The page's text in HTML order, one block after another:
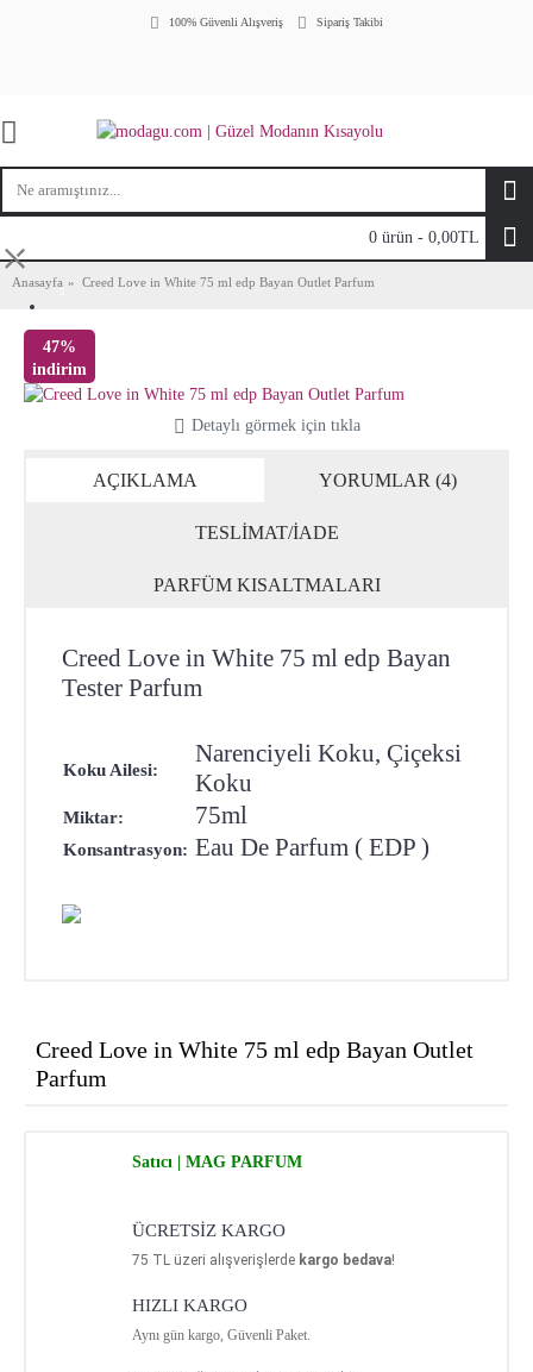
100% Güvenli Alışveriş Sipariş Takibi
⤬
0 ürün - 0,00TL
Anasayfa Creed Love in White 75 ml edp Bayan Outlet Parfum
47%
indirim
Detaylı görmek için tıkla
AÇIKLAMA YORUMLAR (4)
TESLİMAT/İADE
PARFÜM KISALTMALARI
Creed Love in White 75 ml edp Bayan
Tester Parfum
Koku Ailesi:
Narenciyeli Koku, Çiçeksi
Koku
Miktar: 75ml
Konsantrasyon: Eau De Parfum ( EDP )
Creed Love in White 75 ml edp Bayan Outlet
Parfum
Satıcı | MAG PARFUM
ÜCRETSİZ KARGO
75 TL üzeri alışverişlerde kargo bedava!
HIZLI KARGO
Aynı gün kargo, Güvenli Paket.